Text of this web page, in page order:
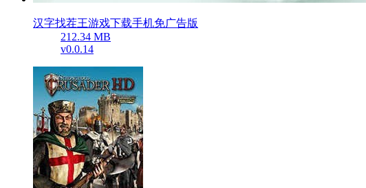
汉字找茬王游戏下载手机免广告版
212.34 MB
v0.0.14